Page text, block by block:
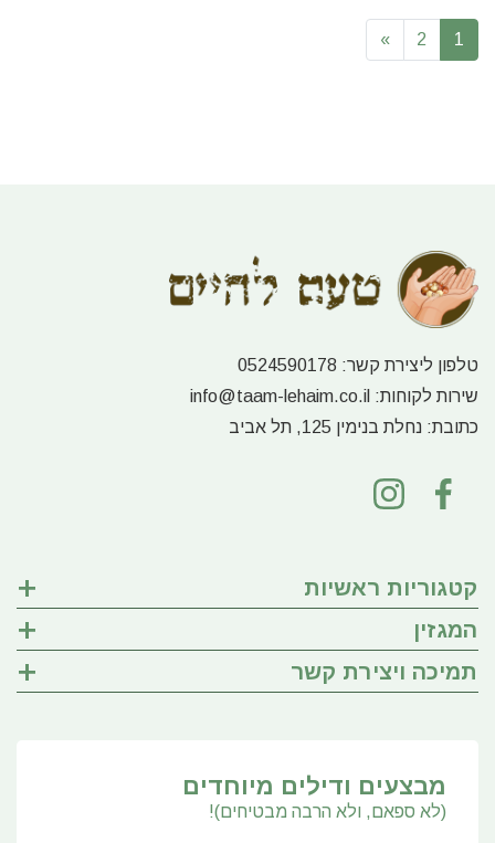
1
2
»
טלפון ליצירת קשר: 0524590178
שירות לקוחות: info@taam-lehaim.co.il
כתובת: נחלת בנימין 125, תל אביב
קטגוריות ראשיות
המגזין
תמיכה ויצירת קשר
מבצעים ודילים מיוחדים
(לא ספאם, ולא הרבה מבטיחים)!